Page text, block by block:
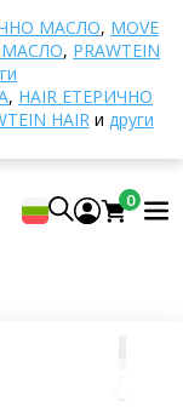
МАСЛО, MOVE
МАСЛО, PRAWTEIN
, HAIR ЕТЕРИЧНО
HAIRи други
0
еликсир
- Вечен